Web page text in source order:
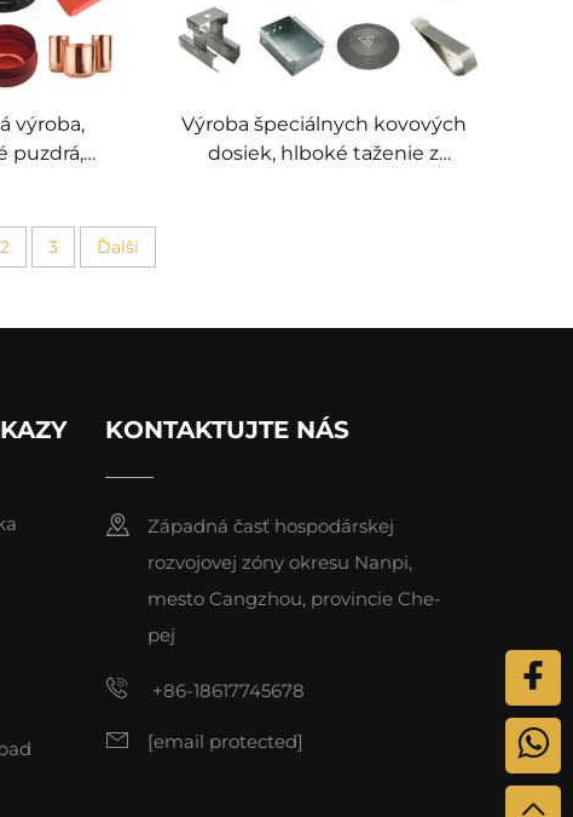
výroba,
puzdrá,
Výroba špeciálnych kovových
dosiek, hlboké taženie z
2 3 Ďalší
KONTAKTUJTE NÁS
Západná časť hospodárskej
rozvojovej zóny okresu Nanpi,
mesto Cangzhou, provincie Che-
pej
+86-18617745678
[email protected]